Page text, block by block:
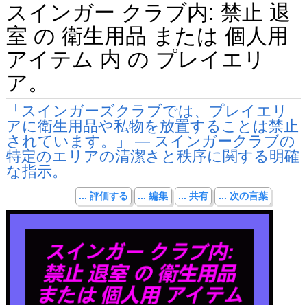
スインガー クラブ内: 禁止 退
室 の 衛生用品 または 個人用
アイテム 内 の プレイエリ
ア。
「スインガーズクラブでは、プレイエリ
アに衛生用品や私物を放置することは禁止
されています。」 — スインガークラブの
特定のエリアの清潔さと秩序に関する明確
な指示。
... 評価する ... 編集 ... 共有 ... 次の言葉